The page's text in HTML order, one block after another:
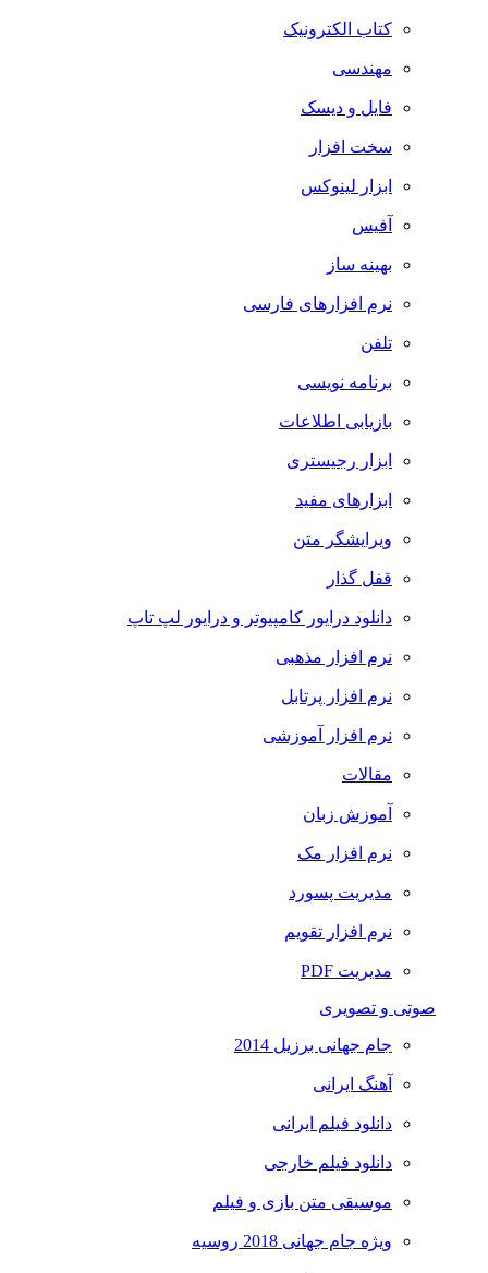
کتاب الکترونیک
مهندسی
فایل و دیسک
سخت افزار
ابزار لینوکس
آفیس
بهینه ساز
نرم افزارهای فارسی
تلفن
برنامه نویسی
بازیابی اطلاعات
ابزار رجیستری
ابزارهای مفید
ویرایشگر متن
قفل گذار
دانلود درایور کامپیوتر و درایور لپ تاپ
نرم افزار مذهبی
نرم افزار پرتابل
نرم افزار آموزشی
مقالات
آموزش زبان
نرم افزار مک
مدیریت پسورد
نرم افزار تقویم
مدیریت PDF
صوتی و تصویری
جام جهانی برزیل 2014
آهنگ ایرانی
دانلود فیلم ایرانی
دانلود فیلم خارجی
موسیقی متن بازی و فیلم
ویژه جام جهانی 2018 روسیه